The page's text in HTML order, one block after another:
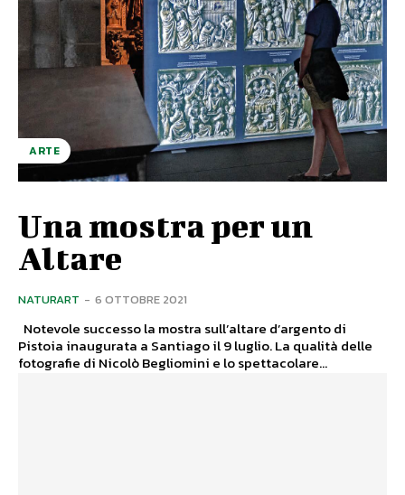
ARTE
Una mostra per un
Altare
NATURART - 6 OTTOBRE 2021
Pistoia inaugurata a Santiago il 9 luglio. La qualità delle
fotografie di Nicolò Begliomini e lo spettacolare...